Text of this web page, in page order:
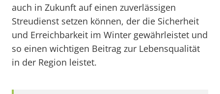
auch in Zukunft auf einen zuverlässigen
Streudienst setzen können, der die Sicherheit
und Erreichbarkeit im Winter gewährleistet und
so einen wichtigen Beitrag zur Lebensqualität
in der Region leistet.